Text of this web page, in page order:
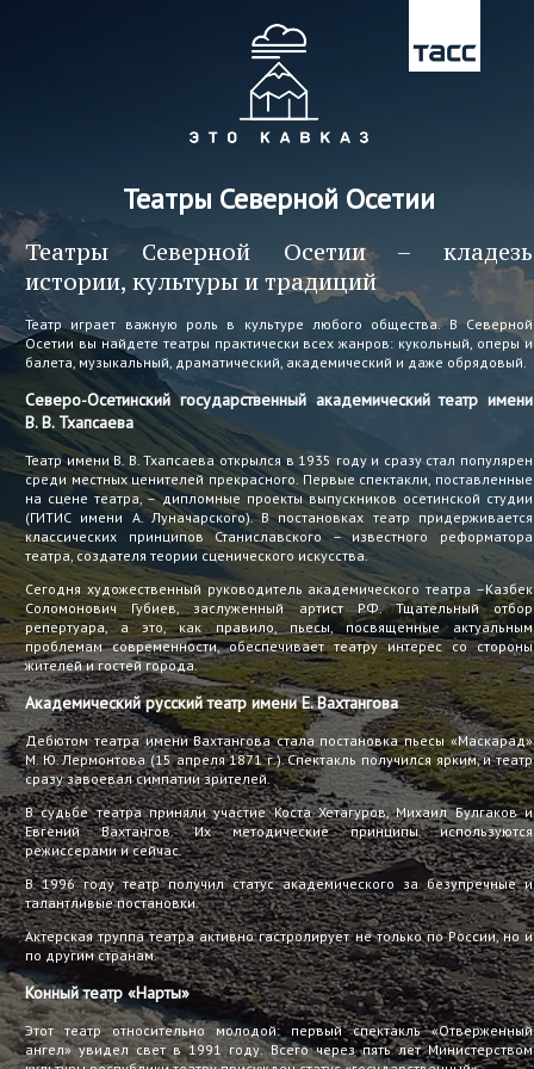
Театры Северной Осетии
Театры Северной Осетии – кладезь
истории, культуры и традиций
Театр играет важную роль в культуре любого общества. В Северной
Осетии вы найдете театры практически всех жанров: кукольный, оперы и
балета, музыкальный, драматический, академический и даже обрядовый.
Северо-Осетинский государственный академический театр имени
В. В. Тхапсаева
Театр имени В. В. Тхапсаева открылся в 1935 году и сразу стал популярен
среди местных ценителей прекрасного. Первые спектакли, поставленные
на сцене театра, – дипломные проекты выпускников осетинской студии
(ГИТИС имени А. Луначарского). В постановках театр придерживается
классических принципов Станиславского – известного реформатора
театра, создателя теории сценического искусства.
Сегодня художественный руководитель академического театра –Казбек
Соломонович Губиев, заслуженный артист РФ. Тщательный отбор
репертуара, а это, как правило, пьесы, посвященные актуальным
проблемам современности, обеспечивает театру интерес со стороны
жителей и гостей города.
Академический русский театр имени Е. Вахтангова
Дебютом театра имени Вахтангова стала постановка пьесы «Маскарад»
М. Ю. Лермонтова (15 апреля 1871 г.). Спектакль получился ярким, и театр
сразу завоевал симпатии зрителей.
В судьбе театра приняли участие Коста Хетагуров, Михаил Булгаков и
Евгений Вахтангов. Их методические принципы используются
режиссерами и сейчас.
В 1996 году театр получил статус академического за безупречные и
талантливые постановки.
Актерская труппа театра активно гастролирует не только по России, но и
по другим странам.
Конный театр «Нарты»
Этот театр относительно молодой: первый спектакль «Отверженный
ангел» увидел свет в 1991 году. Всего через пять лет Министерством